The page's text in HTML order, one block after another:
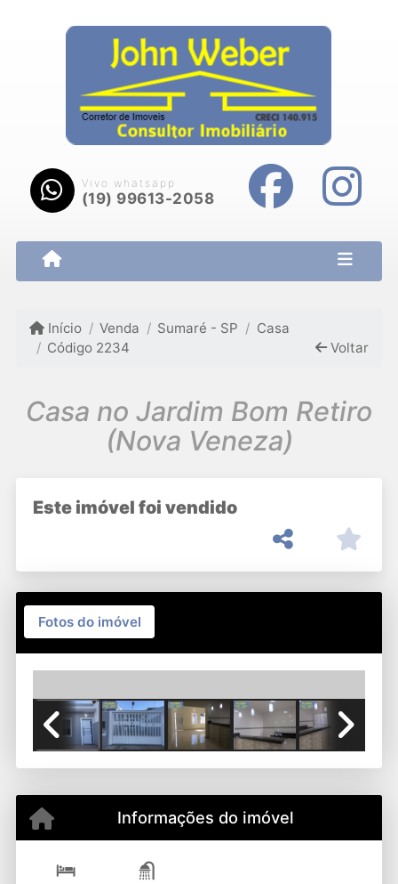
Vivo whatsapp
(19) 99613-2058
Início Venda Sumaré - SP
Casa
Código 2234
Voltar
Casa no Jardim Bom Retiro
(Nova Veneza)
Este imóvel foi vendido
Fotos do imóvel
Previous Next
Informações do imóvel